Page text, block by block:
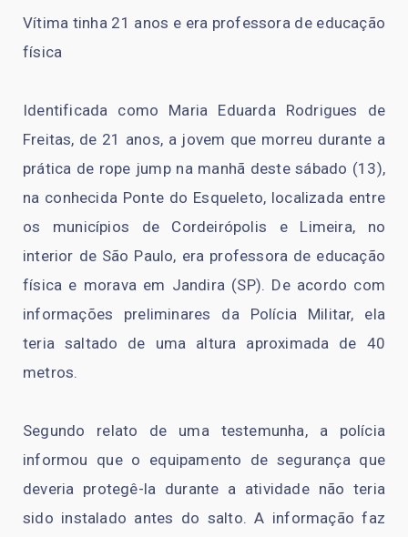
Vítima tinha 21 anos e era professora de educação
física
Identificada como Maria Eduarda Rodrigues de
Freitas, de 21 anos, a jovem que morreu durante a
prática de rope jump na manhã deste sábado (13),
na conhecida Ponte do Esqueleto, localizada entre
os municípios de Cordeirópolis e Limeira, no
interior de São Paulo, era professora de educação
física e morava em Jandira (SP). De acordo com
informações preliminares da Polícia Militar, ela
teria saltado de uma altura aproximada de 40
metros.
Segundo relato de uma testemunha, a polícia
informou que o equipamento de segurança que
deveria protegê-la durante a atividade não teria
sido instalado antes do salto. A informação faz